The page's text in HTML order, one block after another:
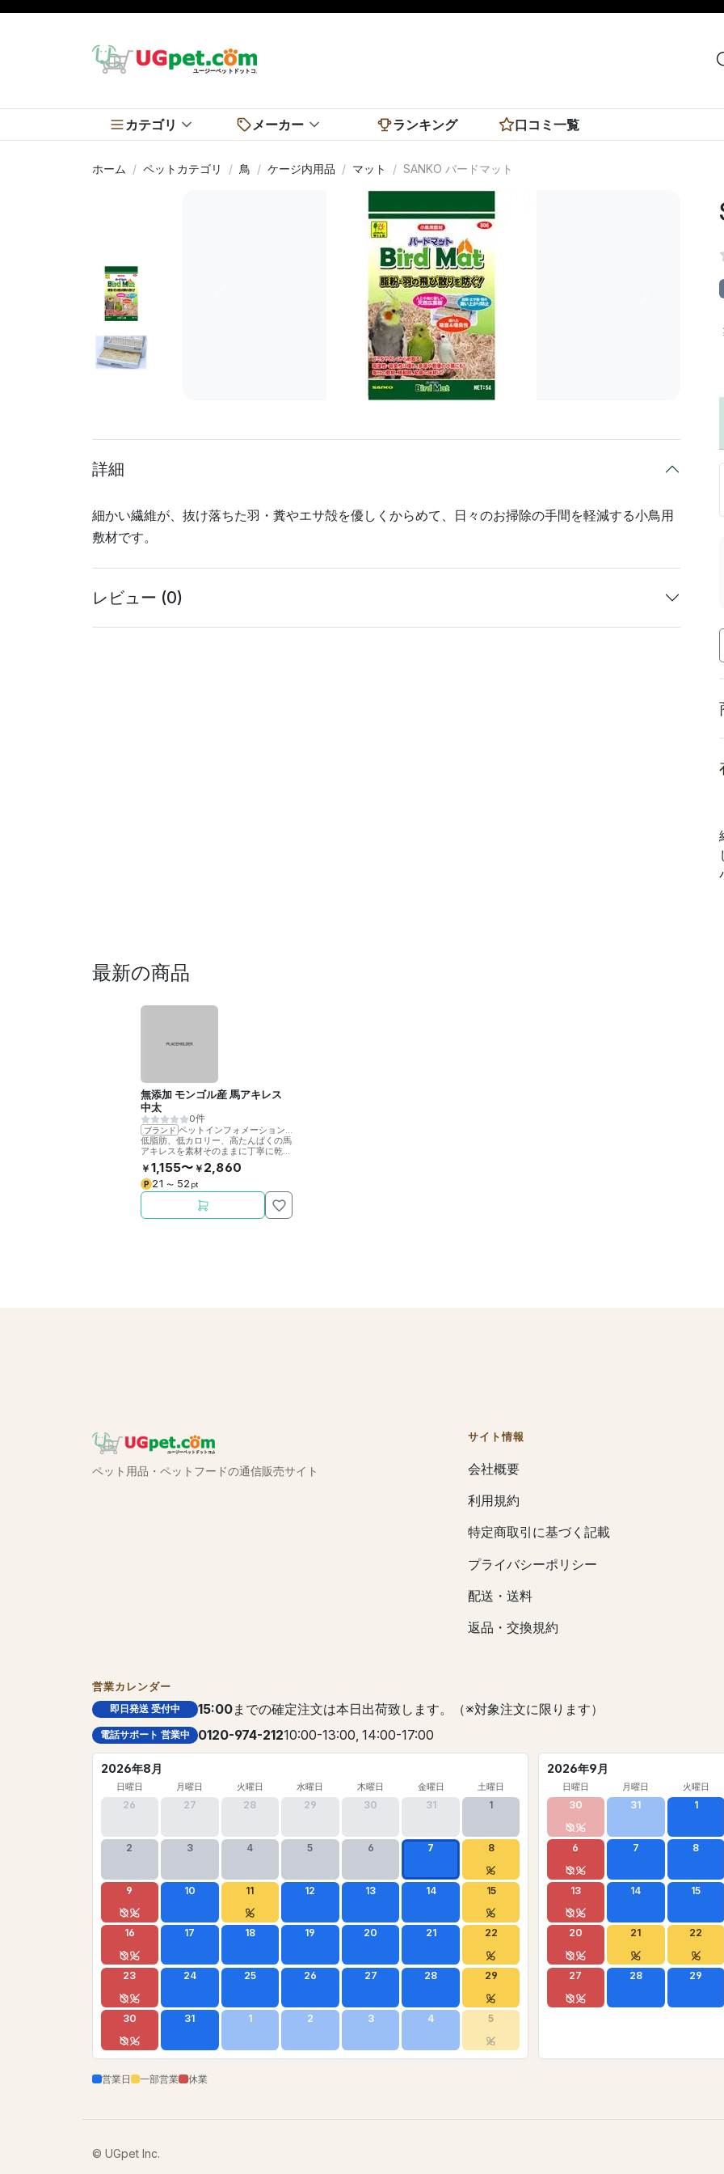
カテゴリ メーカー ランキング 口コミ一覧
ホーム ペットカテゴリ 鳥 ケージ内用品 マット SANKO バードマット
詳細
細かい繊維が、抜け落ちた羽・糞やエサ殻を優しくからめて、日々のお掃除の手間を軽減する小鳥用
敷材です。
レビュー (0)
最新の商品
無添加 モンゴル産 馬アキレス
中太
0件
ブランド
ペットインフォメーションラック
低脂肪、低カロリー、高たんぱくの馬
アキレスを素材そのままに丁寧に乾燥
させました。噛むことで歯の健康をサ
ポート。
￥ 1,155〜 ￥ 2,860
P 21 〜 52 pt
ペット用品・ペットフードの通信販売サイト
サイト情報
会社概要
利用規約
特定商取引に基づく記載
プライバシーポリシー
配送・送料
返品・交換規約
営業カレンダー
即日発送 受付中 15:00までの確定注文は本日出荷致します。（※対象注文に限ります）
電話サポート 営業中 0120-974-21210:00-13:00, 14:00-17:00
2026年8月
日曜日 月曜日 火曜日 水曜日 木曜日 金曜日 土曜日
26 27 28 29 30 31 1
2 3 4 5 6 7 8
9 10 11 12 13 14 15
16 17 18 19 20 21 22
23 24 25 26 27 28 29
30 31 1 2 3 4 5
2026年9月
日曜日 月曜日 火曜日
30 31 1
6 7 8
13 14 15
20 21 22
27 28 29
営業日 一部営業 休業
© UGpet Inc.